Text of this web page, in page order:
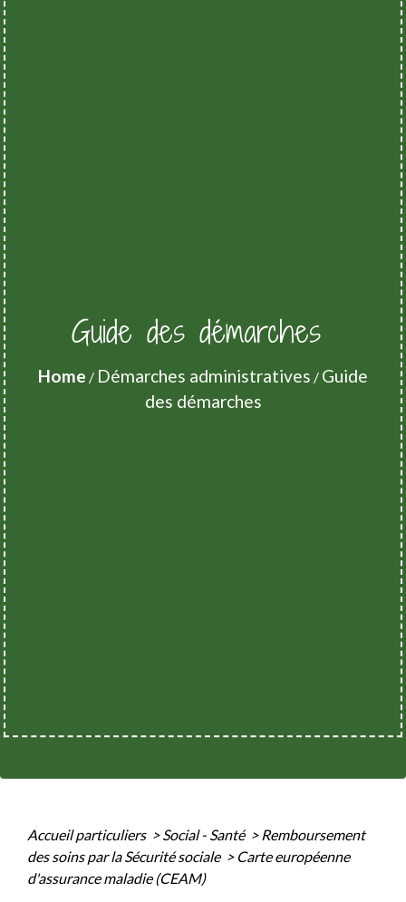
Guide des démarches
Home / Démarches administratives / Guide
des démarches
Accueil particuliers > Social - Santé > Remboursement
des soins par la Sécurité sociale > Carte européenne
d'assurance maladie (CEAM)